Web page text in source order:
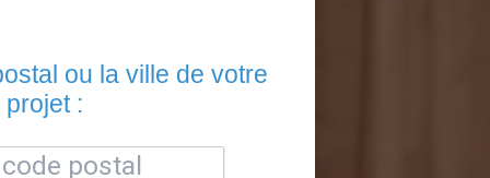
le code postal ou la ville de